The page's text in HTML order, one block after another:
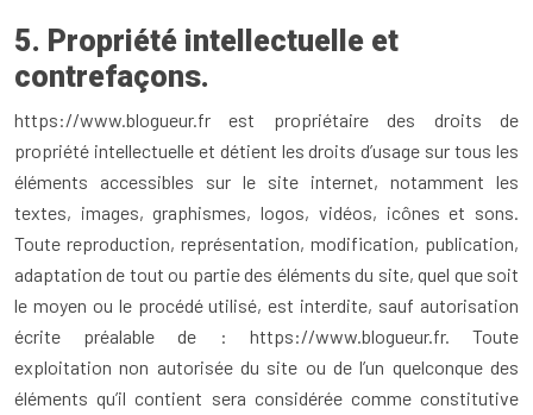
5. Propriété intellectuelle et
contrefaçons.
https://www.blogueur.fr est propriétaire des droits de
propriété intellectuelle et détient les droits d’usage sur tous les
éléments accessibles sur le site internet, notamment les
textes, images, graphismes, logos, vidéos, icônes et sons.
Toute reproduction, représentation, modification, publication,
adaptation de tout ou partie des éléments du site, quel que soit
le moyen ou le procédé utilisé, est interdite, sauf autorisation
écrite préalable de : https://www.blogueur.fr. Toute
exploitation non autorisée du site ou de l’un quelconque des
éléments qu’il contient sera considérée comme constitutive